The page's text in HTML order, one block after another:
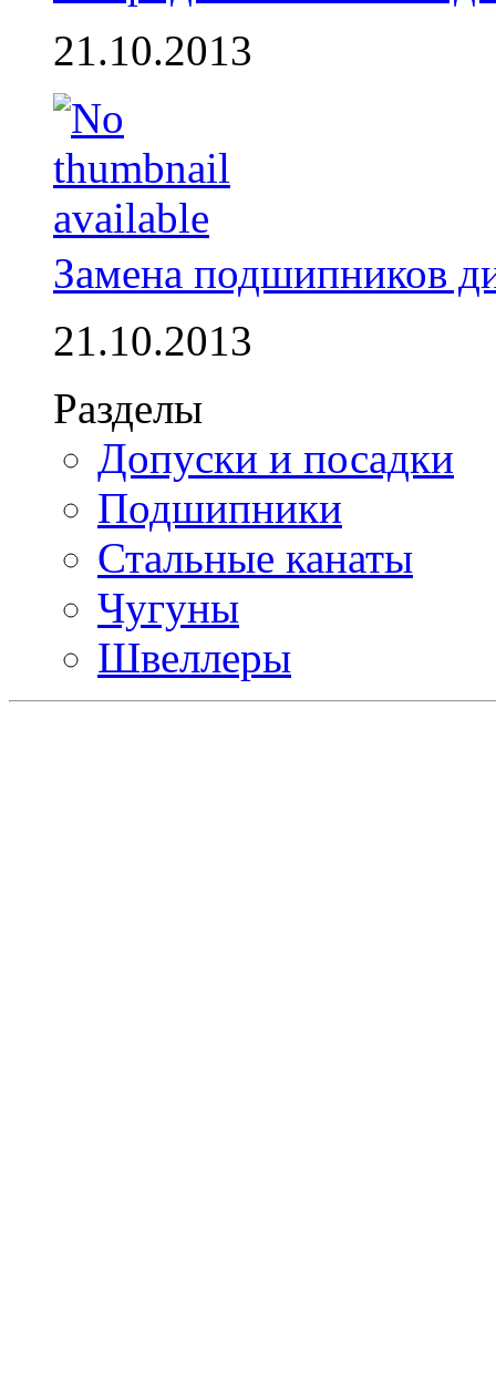
21.10.2013
Замена подшипников
21.10.2013
Разделы
Допуски и посадки
Подшипники
Стальные канаты
Чугуны
Швеллеры